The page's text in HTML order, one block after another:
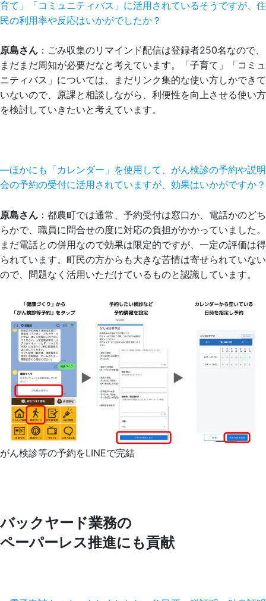
育て」「コミュニティバス」に活用されているそうですが、住
民の利用率や反応はいかがでしたか？
原島さん ：ごみ収集のリマインド配信は登録者250名なので、
まだまだ周知が必要だなと考えています。「子育て」「コミュ
ニティバス」については、まだリンク集的な使い方しかできて
いないので、原課と相談しながら、利便性を向上させる使い方
を検討していきたいと考えています。
―ほかにも「カレンダー」を使用して、がん検診の予約や説明
会の予約の受付に活用されていますが、効果はいかがですか？
原島さん ：都農町では通常、予約受付は窓口か、電話かのどち
らかで、職員に問合せの度に対応の負担がかかっていました。
まだ電話との併用なので効果は限定的ですが、一定の評価は得
られています。町民の方からも大きな苦情は寄せられていない
ので、問題なく活用いただけているものと認識しています。
がん検診等の予約をLINEで完結
バックヤード業務の
ペーパーレス推進にも貢献